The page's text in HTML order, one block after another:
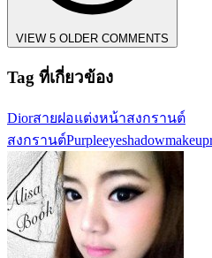
VIEW 5 OLDER COMMENTS
Tag ที่เกี่ยวข้อง
Diorสายฝอแต่งหน้าสงกรานต์
สงกรานต์Purpleeyeshadow